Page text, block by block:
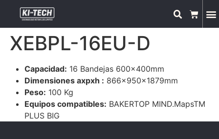
XEBPL-16EU-D
Capacidad: 16 Bandejas 600x400mm
Dimensiones axpxh : 866x950x1879mm
Peso: 100 Kg
Equipos compatibles: BAKERTOP MIND.MapsTM
PLUS BIG